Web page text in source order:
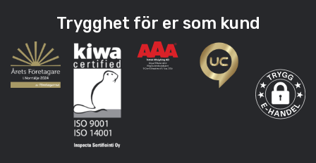
Trygghet för er som kund